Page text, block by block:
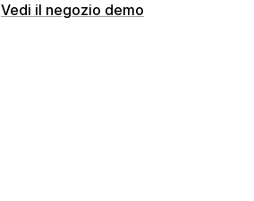
Vedi il negozio demo